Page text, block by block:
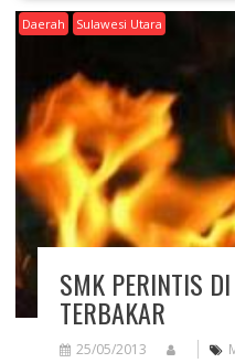
Daerah Sulawesi Utara
SMK PERINTIS
TERBAKAR
25/05/2013